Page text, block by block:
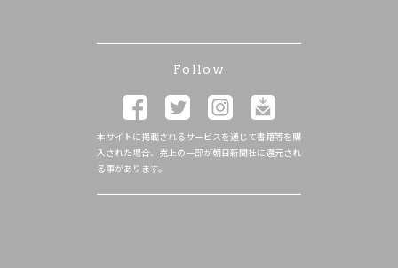
Follow
本サイトに掲載されるサービスを通じて書籍等を購
入された場合、売上の一部が朝日新聞社に還元され
る事があります。